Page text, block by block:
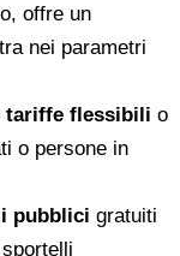
offre un
nei parametri
tariffe flessibili o
o persone in
pubblici gratuiti